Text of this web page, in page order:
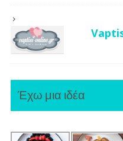
Έχω μια ιδέα